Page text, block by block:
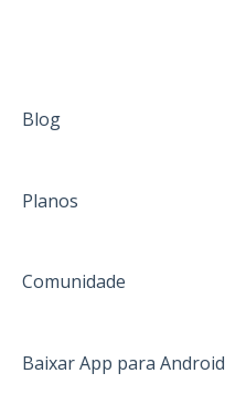
Blog
Planos
Comunidade
Baixar App para Android